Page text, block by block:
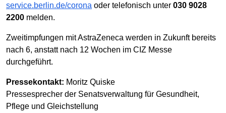
service.berlin.de/corona oder telefonisch unter 030 9028
2200 melden.
Zweitimpfungen mit AstraZeneca werden in Zukunft bereits
nach 6, anstatt nach 12 Wochen im CIZ Messe
durchgeführt.
Pressekontakt: Moritz Quiske
Pressesprecher der Senatsverwaltung für Gesundheit,
Pflege und Gleichstellung